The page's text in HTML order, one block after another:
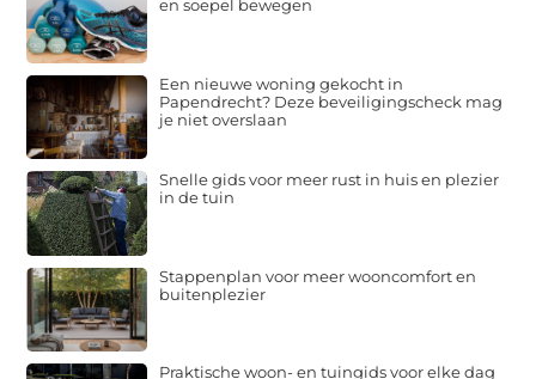
en soepel bewegen
Een nieuwe woning gekocht in
Papendrecht? Deze beveiligingscheck mag
je niet overslaan
Snelle gids voor meer rust in huis en plezier
in de tuin
Stappenplan voor meer wooncomfort en
buitenplezier
Praktische woon- en tuingids voor elke dag